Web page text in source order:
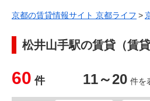
京都の賃貸情報サイト 京都ライフ >
松井山手駅の賃貸（賃
60 件 11～20 件を